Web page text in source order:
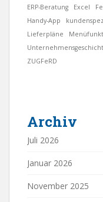
ERP-Beratung
Excel
Handy-App
Lieferpläne
ZUGFeRD
Archiv
Juli 2026
Januar 2026
November 2025